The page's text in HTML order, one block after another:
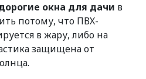
окна для дачи в
потому, что ПВХ-
в жару, либо на
защищена от